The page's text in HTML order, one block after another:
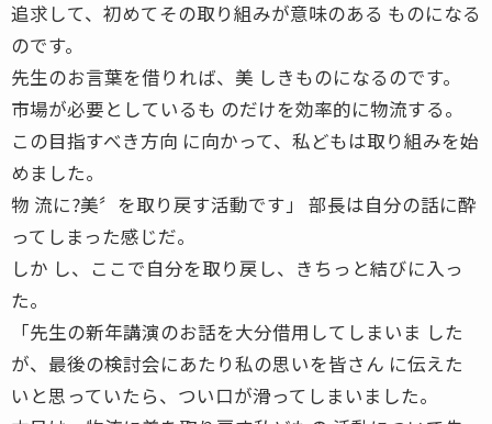
追求して、初めてその取り組みが意味のある ものになる
のです。
先生のお言葉を借りれば、美 しきものになるのです。
市場が必要としているも のだけを効率的に物流する。
この目指すべき方向 に向かって、私どもは取り組みを始
めました。
物 流に?美〞を取り戻す活動です」 部長は自分の話に酔
ってしまった感じだ。
しか し、ここで自分を取り戻し、きちっと結びに入っ
た。
「先生の新年講演のお話を大分借用してしまいま した
が、最後の検討会にあたり私の思いを皆さん に伝えた
いと思っていたら、つい口が滑ってしまいました。